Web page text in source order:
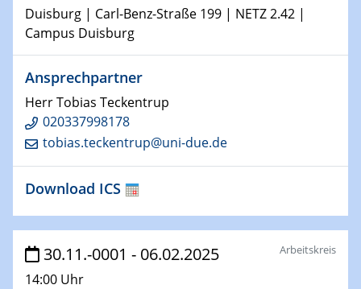
15.01.2025
Physikalisches Kolloquium
Comets – Why Should We Study Them?
15.01.2025
GDCh Kolloquium
22.01.2025
interfaces
22.01.2025
HyMission Short Talks
Duisburg | Carl-Benz-Straße 199 | NETZ 2.42 |
Campus Duisburg
Ansprechpartner
Herr Tobias Teckentrup
020337998178
tobias.teckentrup@uni-due.de
Download ICS
30.11.-0001 - 06.02.2025
14:00 Uhr
Arbeitskreis